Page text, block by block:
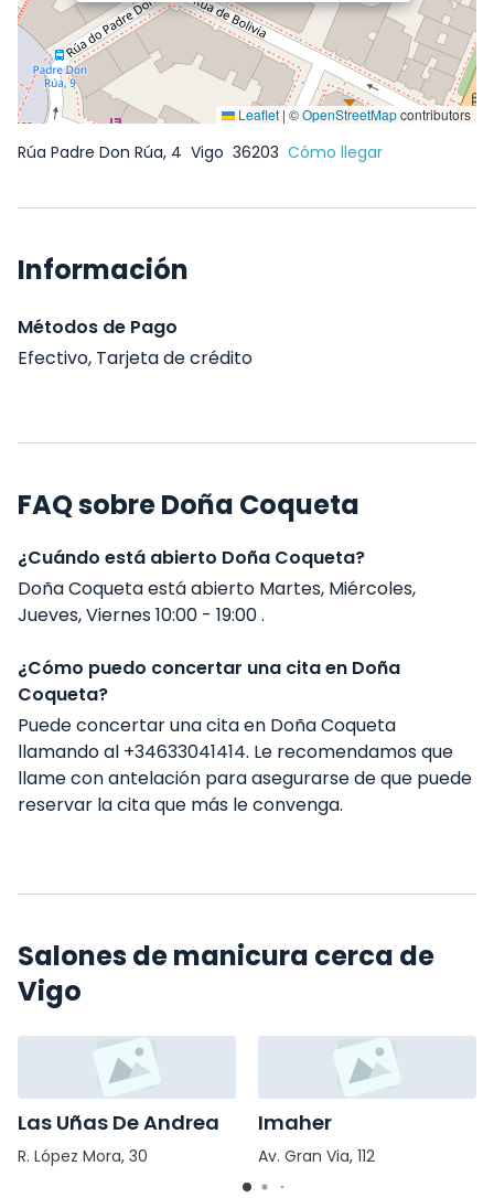
Leaflet | ©OpenStreetMapcontributors
Rúa Padre Don Rúa, 4 Vigo 36203 Cómo llegar
Información
Métodos de Pago
Efectivo, Tarjeta de crédito
FAQ sobre Doña Coqueta
¿Cuándo está abierto Doña Coqueta?
Doña Coqueta está abierto Martes, Miércoles,
Jueves, Viernes 10:00 - 19:00 .
¿Cómo puedo concertar una cita en Doña
Coqueta?
Puede concertar una cita en Doña Coqueta
llamando al +34633041414. Le recomendamos que
llame con antelación para asegurarse de que puede
reservar la cita que más le convenga.
Salones de manicura cerca de
Vigo
Las Uñas De Andrea
R. López Mora, 30
Imaher
Av. Gran Via, 112